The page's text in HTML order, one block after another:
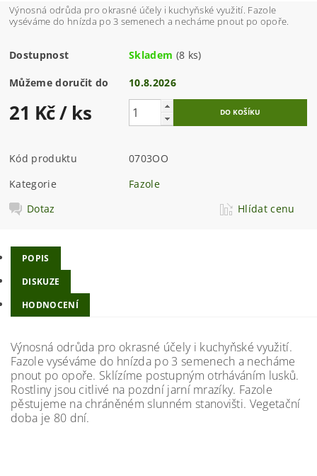
Výnosná odrůda pro okrasné účely i kuchyňské využití. Fazole
vyséváme do hnízda po 3 semenech a necháme pnout po opoře.
Dostupnost Skladem (8 ks)
Můžeme doručit do 10.8.2026
21 Kč/ ks
Kód produktu
0703OO
Kategorie
Fazole
Dotaz
Hlídat cenu
POPIS
DISKUZE
HODNOCENÍ
Výnosná odrůda pro okrasné účely i kuchyňské využití.
Fazole vyséváme do hnízda po 3 semenech a necháme
pnout po opoře. Sklízíme postupným otrháváním lusků.
Rostliny jsou citlivé na pozdní jarní mrazíky. Fazole
pěstujeme na chráněném slunném stanovišti. Vegetační
doba je 80 dní.